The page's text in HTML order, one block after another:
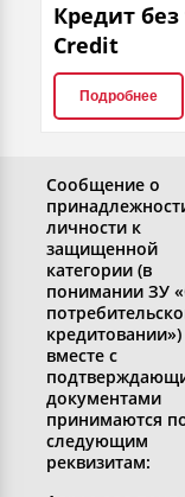
Кредит
Credit
Подробнее
Сообщение о
личности к
защищенной
категории (в
понимании ЗУ
кредитовании»)
вместе с
документами
принимаются
следующим
реквизитам: